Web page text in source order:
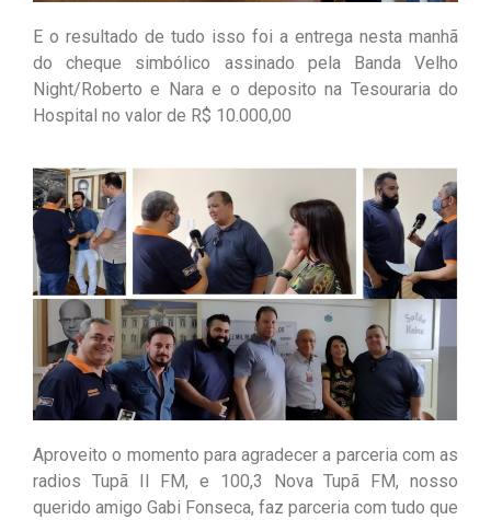
E o resultado de tudo isso foi a entrega nesta manhã
do cheque simbólico assinado pela Banda Velho
Night/Roberto e Nara e o deposito na Tesouraria do
Hospital no valor de R$ 10.000,00
Aproveito o momento para agradecer a parceria com as
radios Tupã II FM, e 100,3 Nova Tupã FM, nosso
querido amigo Gabi Fonseca, faz parceria com tudo que